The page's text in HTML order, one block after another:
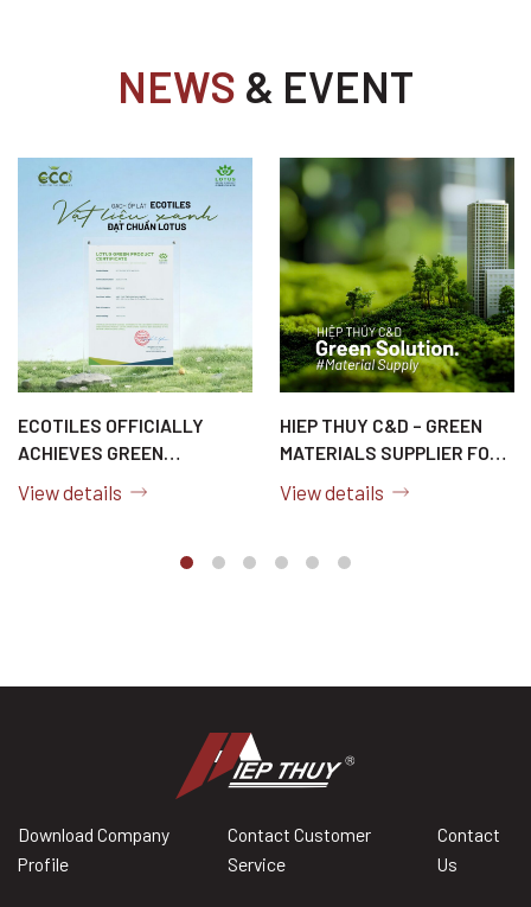
NEWS & EVENT
ECOTILES OFFICIALLY
ACHIEVES GREEN
View details
HIEP THUY C&D – GREEN
MATERIALS SUPPLIER FOR
View details
Download Company
Profile
Contact Customer
Service
Contact
Us